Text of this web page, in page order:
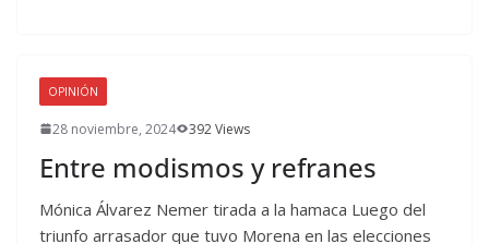
OPINIÓN
28 noviembre, 2024 392 Views
Entre modismos y refranes
Mónica Álvarez Nemer tirada a la hamaca Luego del
triunfo arrasador que tuvo Morena en las elecciones